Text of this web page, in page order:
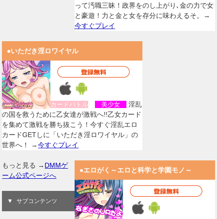
って汚職三昧！政界をのし上がり､金の力で女
と豪遊！力と金と女を存分に味わえるそ。→
今すぐプレイ
●いただき淫ロワイヤル
カードバトル 美少女
淫乱
の国を救うために乙女達が激戦へ!!乙女カード
を集めて激戦を勝ち抜こう！今すぐ淫乱エロ
カードGETしに「いただき淫ロワイヤル」の
世界へ！ →今すぐプレイ
●エロがく～エロと科学と学園モノ～
もっと見る → DMMゲ
ーム公式ページへ
サブコンテンツ